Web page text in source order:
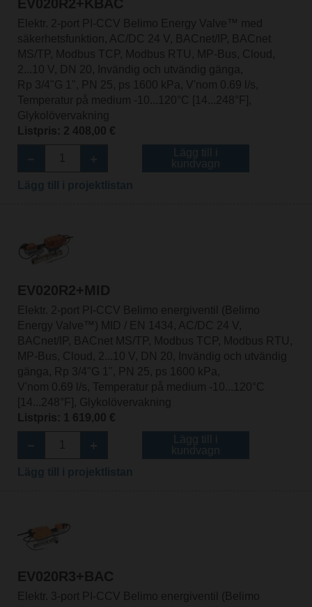
EV020R2+KBAC
Elektr. 2-port PI-CCV Belimo Energy Valve™ med
säkerhetsfunktion, AC/DC 24 V, BACnet/IP, BACnet
MS/TP, Modbus TCP, Modbus RTU, MP-Bus, Cloud,
2...10 V, DN 20, Invändig och utvändig gänga,
Rp 3/4"G 1", PN 25, ps 1600 kPa, V'nom 0.69 l/s,
Temperatur på medium -10...120°C [14...248°F],
Glykolövervakning
Listpris: 2 408,00 €
EV020R2+MID
Elektr. 2-port PI-CCV Belimo energiventil (Belimo
Energy Valve™) MID / EN 1434, AC/DC 24 V,
BACnet/IP, BACnet MS/TP, Modbus TCP, Modbus RTU,
MP-Bus, Cloud, 2...10 V, DN 20, Invändig och utvändig
gänga, Rp 3/4"G 1", PN 25, ps 1600 kPa,
V'nom 0.69 l/s, Temperatur på medium -10...120°C
[14...248°F], Glykolövervakning
Listpris: 1 619,00 €
EV020R3+BAC
Elektr. 3-port PI-CCV Belimo energiventil (Belimo